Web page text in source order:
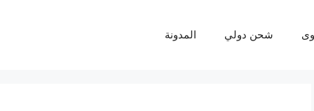
شحن دولي المدونة